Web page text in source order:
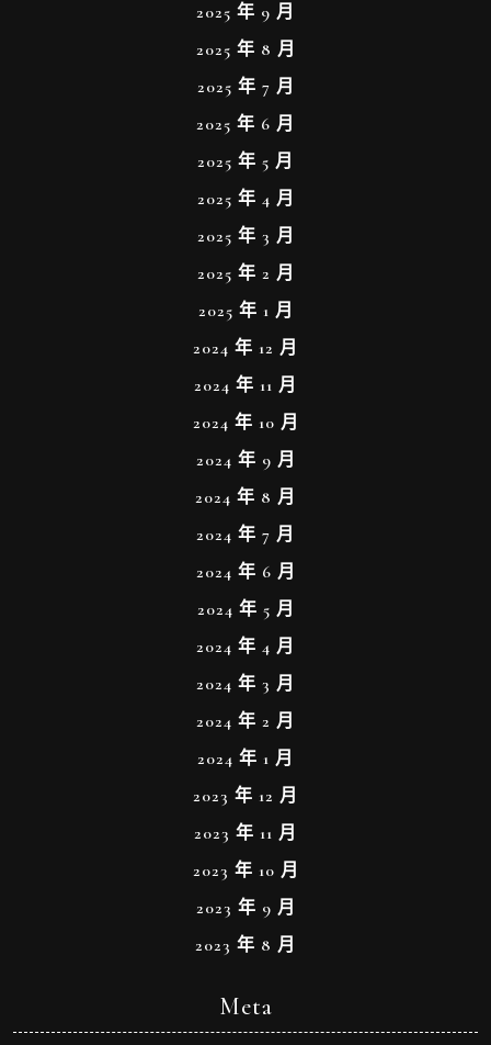
2025 年 9 月
2025 年 8 月
2025 年 7 月
2025 年 6 月
2025 年 5 月
2025 年 4 月
2025 年 3 月
2025 年 2 月
2025 年 1 月
2024 年 12 月
2024 年 11 月
2024 年 10 月
2024 年 9 月
2024 年 8 月
2024 年 7 月
2024 年 6 月
2024 年 5 月
2024 年 4 月
2024 年 3 月
2024 年 2 月
2024 年 1 月
2023 年 12 月
2023 年 11 月
2023 年 10 月
2023 年 9 月
2023 年 8 月
Meta